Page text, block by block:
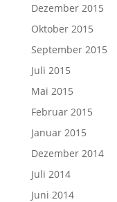
Dezember 2015
Oktober 2015
September 2015
Juli 2015
Mai 2015
Februar 2015
Januar 2015
Dezember 2014
Juli 2014
Juni 2014